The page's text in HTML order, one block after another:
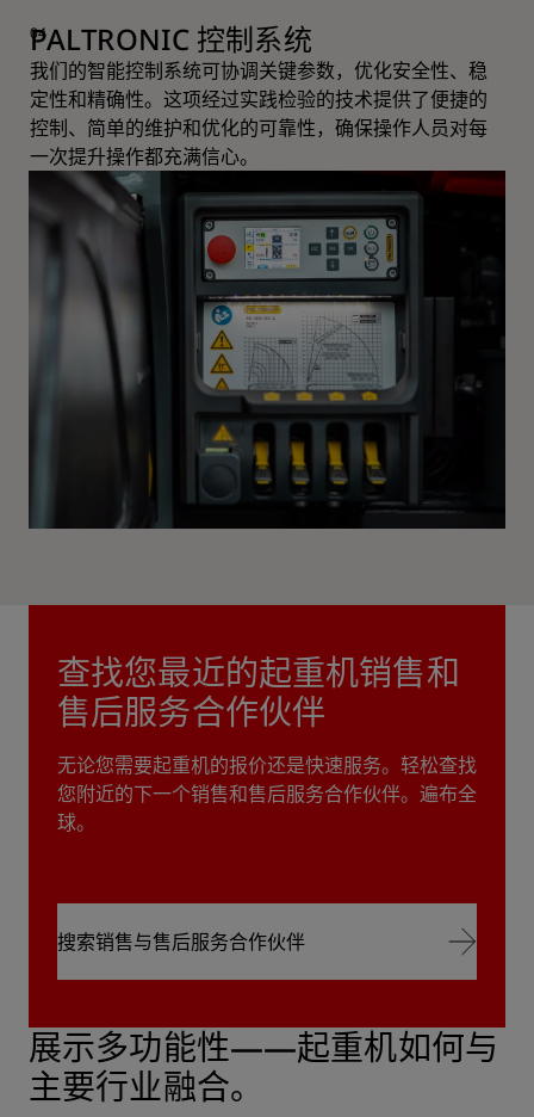
PALTRONIC 控制系统
我们的智能控制系统可协调关键参数，优化安全性、稳
定性和精确性。这项经过实践检验的技术提供了便捷的
控制、简单的维护和优化的可靠性，确保操作人员对每
一次提升操作都充满信心。
查找您最近的起重机销售和
售后服务合作伙伴
无论您需要起重机的报价还是快速服务。轻松查找
您附近的下一个销售和售后服务合作伙伴。遍布全
球。
搜索销售与售后服务合作伙伴
展示多功能性——起重机如何与
主要行业融合。